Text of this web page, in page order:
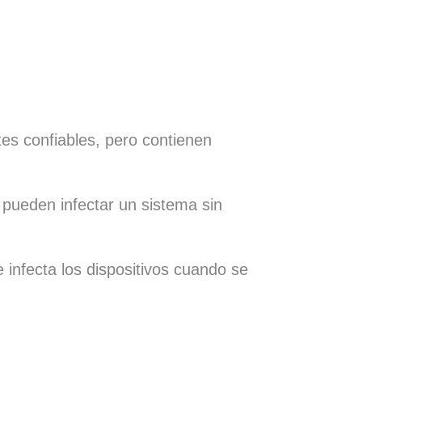
confiables, pero contienen
infectar un sistema sin
infecta los dispositivos cuando se